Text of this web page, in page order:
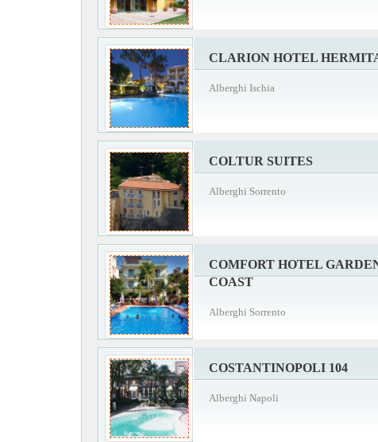
CLARION HOTEL
Alberghi Ischia
COLTUR SUITES
Alberghi Sorrento
COMFORT HOTEL
COAST
Alberghi Sorrento
COSTANTINOPOLI 104
Alberghi Napoli